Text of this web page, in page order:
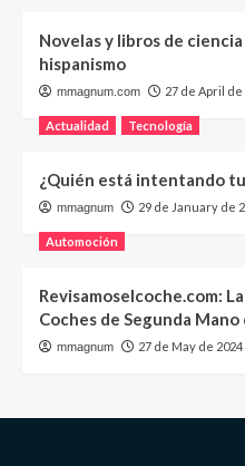
Novelas y libros de
hispanismo
mmagnum.com 27 de April de
Actualidad Tecnología
¿Quién está intentando
mmagnum 29 de January de
Automoción
Revisamoselcoche.com:
Coches de Segunda
mmagnum 27 de May de 2024